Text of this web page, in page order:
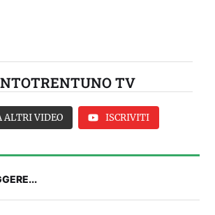
TV
ALTRI VIDEO ISCRIVITI